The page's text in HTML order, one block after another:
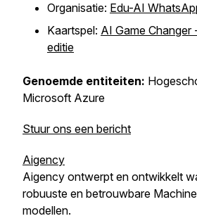
Organisatie: Edu-AI
Kaartspel: AI Game Changer
editie
Genoemde entiteiten:
Microsoft Azure
Stuur ons een bericht
Aigency
Aigency ontwerpt en ontwikkelt
robuuste en betrouwbare
modellen.